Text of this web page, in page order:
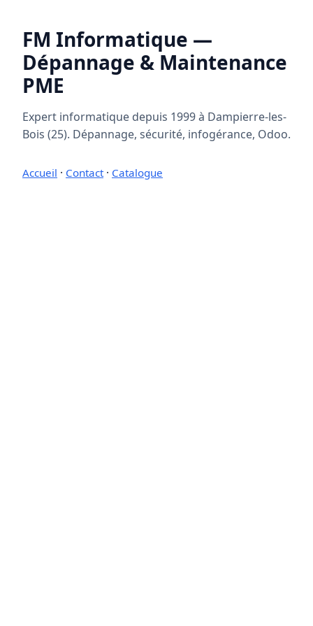
FM Informatique —
Dépannage & Maintenance
PME
Expert informatique depuis 1999 à Dampierre-les-
Bois (25). Dépannage, sécurité, infogérance, Odoo.
Accueil · Contact· Catalogue